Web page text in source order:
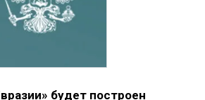
будет построен